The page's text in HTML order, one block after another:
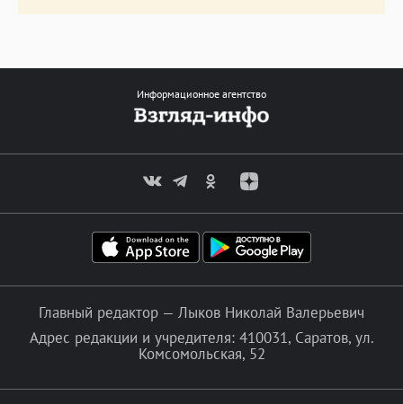
Информационное агентство
Главный редактор — Лыков Николай Валерьевич
Адрес редакции и учредителя: 410031, Саратов, ул.
Комсомольская, 52